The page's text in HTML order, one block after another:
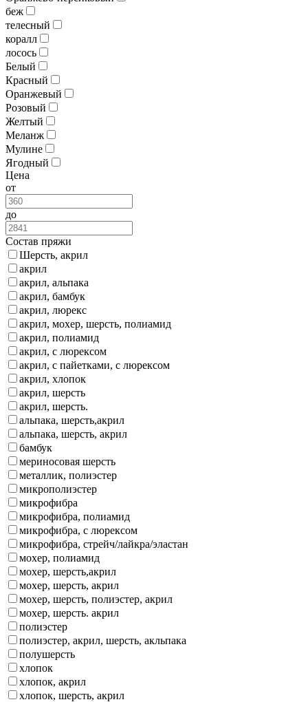
беж
телесный
коралл
лосось
Белый
Красный
Оранжевый
Розовый
Желтый
Меланж
Мулине
Ягодный
Цена
от
до
Состав пряжи
Шерсть, акрил
акрил
акрил, альпака
акрил, бамбук
акрил, люрекс
акрил, мохер, шерсть, полиамид
акрил, полиамид
акрил, с люрексом
акрил, с пайетками, с люрексом
акрил, хлопок
акрил, шерсть
акрил, шерсть.
альпака, шерсть,акрил
альпака, шерсть, акрил
бамбук
мериносовая шерсть
металлик, полиэстер
микрополиэстер
микрофибра
микрофибра, полиамид
микрофибра, с люрексом
микрофибра, стрейч/лайкра/эластан
мохер, полиамид
мохер, шерсть,акрил
мохер, шерсть, акрил
мохер, шерсть, полиэстер, акрил
мохер, шерсть. акрил
полиэстер
полиэстер, акрил, шерсть, акльпака
полушерсть
хлопок
хлопок, акрил
хлопок, шерсть, акрил